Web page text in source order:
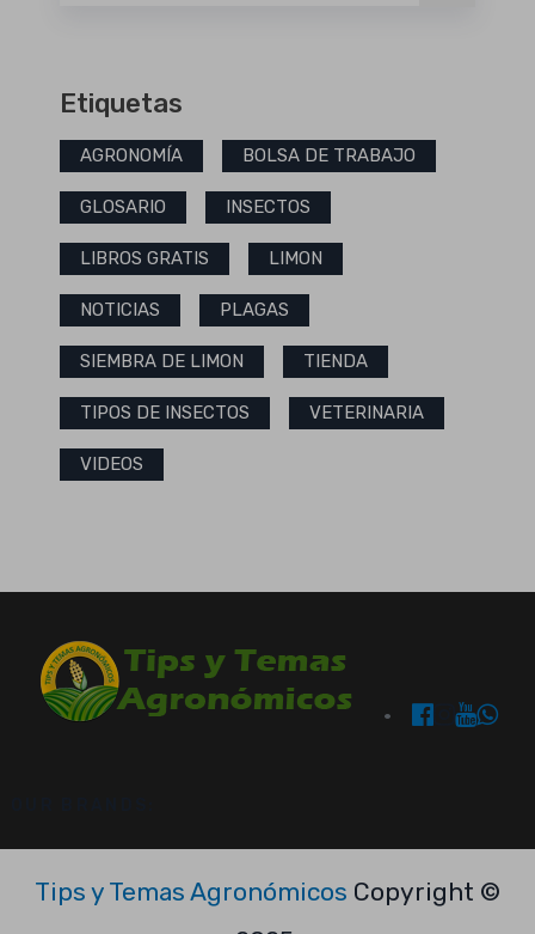
Etiquetas
AGRONOMÍA BOLSA DE TRABAJO
GLOSARIO INSECTOS
LIBROS GRATIS LIMON
NOTICIAS PLAGAS
SIEMBRA DE LIMON TIENDA
TIPOS DE INSECTOS VETERINARIA
VIDEOS
Tips y Temas Agronómicos Copyright ©